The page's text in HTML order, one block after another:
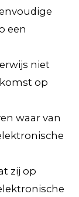
een
niet
op
waar van
zij op